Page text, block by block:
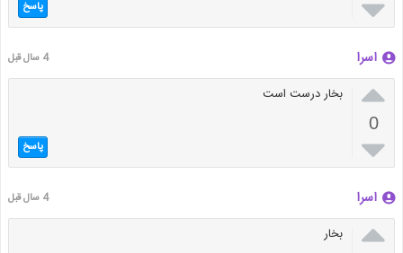
 پاسخ
اسرا 4 سال قبل

0

بخار درست است
پاسخ
اسرا 4 سال قبل
 بخار